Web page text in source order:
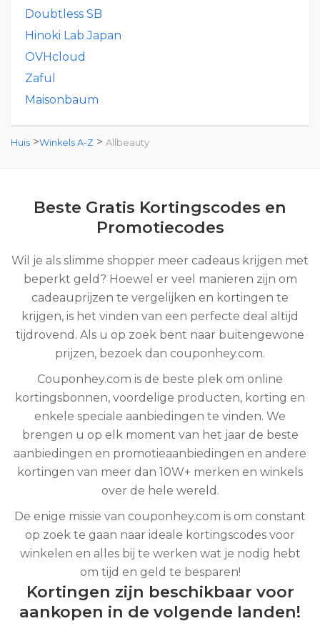
Doubtless SB
Hinoki Lab Japan
OVHcloud
Zaful
Maisonbaum
Huis >Winkels A-Z > Allbeauty
Beste Gratis Kortingscodes en
Promotiecodes
Wil je als slimme shopper meer cadeaus krijgen met
beperkt geld? Hoewel er veel manieren zijn om
cadeauprijzen te vergelijken en kortingen te
krijgen, is het vinden van een perfecte deal altijd
tijdrovend. Als u op zoek bent naar buitengewone
prijzen, bezoek dan couponhey.com.
Couponhey.com is de beste plek om online
kortingsbonnen, voordelige producten, korting en
enkele speciale aanbiedingen te vinden. We
brengen u op elk moment van het jaar de beste
aanbiedingen en promotieaanbiedingen en andere
kortingen van meer dan 10W+ merken en winkels
over de hele wereld.
De enige missie van couponhey.com is om constant
op zoek te gaan naar ideale kortingscodes voor
winkelen en alles bij te werken wat je nodig hebt
om tijd en geld te besparen!
Kortingen zijn beschikbaar voor
aankopen in de volgende landen!